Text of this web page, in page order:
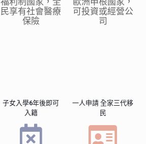
民享有社會醫療
保險
可投資或經營公
司
子女入學6年後即可
入籍
一人申請 全家三代移
民